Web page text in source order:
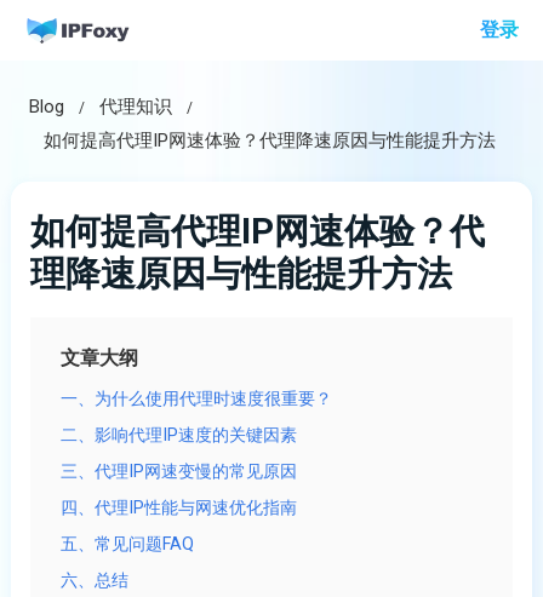
登录
Blog
代理知识
如何提高代理IP网速体验？代理降速原因与性能提升方法
如何提高代理IP网速体验？代
理降速原因与性能提升方法
文章大纲
一、为什么使用代理时速度很重要？
二、影响代理IP速度的关键因素
三、代理IP网速变慢的常见原因
四、代理IP性能与网速优化指南
五、常见问题FAQ
六、总结